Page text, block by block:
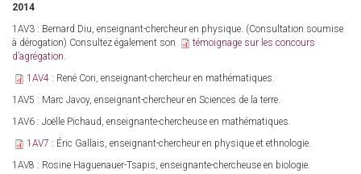
2014
1AV3 : Bernard Diu, enseignant-chercheur en physique. (Consultation soumise
à dérogation) Consultez également son
témoignage sur les concours
d’agrégation.
1AV4 : René Cori, enseignant-chercheur en mathématiques.
1AV5 : Marc Javoy, enseignant-chercheur en Sciences de la terre.
1AV6 : Joëlle Pichaud, enseignante-chercheuse en mathématiques.
1AV7 : Éric Gallais, enseignant-chercheur en physique et ethnologie.
1AV8 : Rosine Haguenauer-Tsapis, enseignante-chercheuse en biologie.